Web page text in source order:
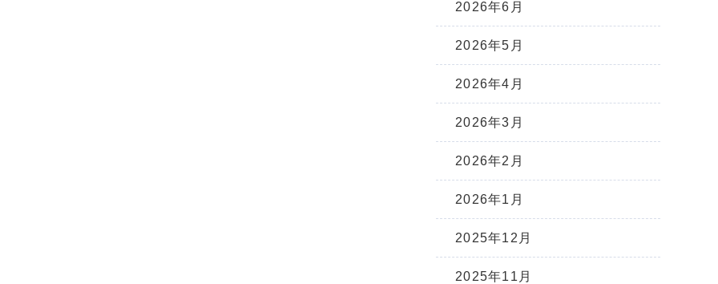
2026年6月
2026年5月
2026年4月
2026年3月
2026年2月
2026年1月
2025年12月
2025年11月